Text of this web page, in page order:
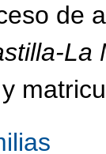
de
La